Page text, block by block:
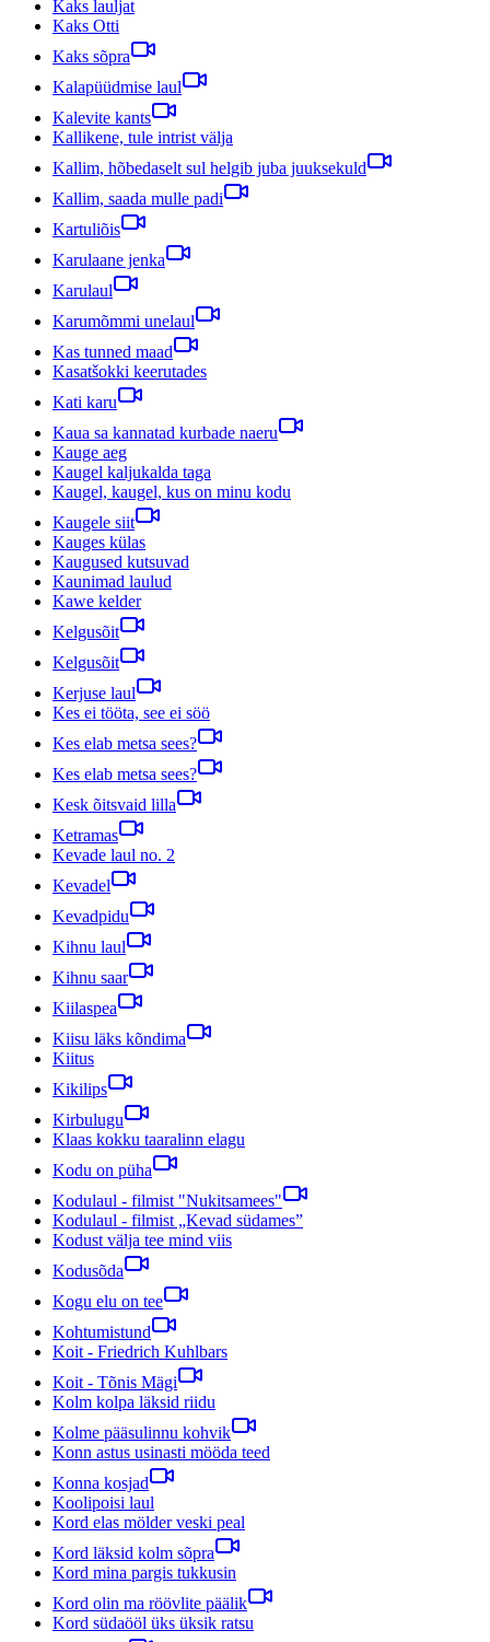
Kaks lauljat
Kaks Otti
Kaks sõpra
Kalapüüdmise laul
Kalevite kants
Kallikene, tule intrist välja
Kallim, hõbedaselt sul helgib juba juuksekuld
Kallim, saada mulle padi
Kartuliõis
Karulaane jenka
Karulaul
Karumõmmi unelaul
Kas tunned maad
Kasatšokki keerutades
Kati karu
Kaua sa kannatad kurbade naeru
Kauge aeg
Kaugel kaljukalda taga
Kaugel, kaugel, kus on minu kodu
Kaugele siit
Kauges külas
Kaugused kutsuvad
Kaunimad laulud
Kawe kelder
Kelgusõit
Kelgusõit
Kerjuse laul
Kes ei tööta, see ei söö
Kes elab metsa sees?
Kes elab metsa sees?
Kesk õitsvaid lilla
Ketramas
Kevade laul no. 2
Kevadel
Kevadpidu
Kihnu laul
Kihnu saar
Kiilaspea
Kiisu läks kõndima
Kiitus
Kikilips
Kirbulugu
Klaas kokku taaralinn elagu
Kodu on püha
Kodulaul - filmist "Nukitsamees"
Kodulaul - filmist „Kevad südames”
Kodust välja tee mind viis
Kodusõda
Kogu elu on tee
Kohtumistund
Koit - Friedrich Kuhlbars
Koit - Tõnis Mägi
Kolm kolpa läksid riidu
Kolme pääsulinnu kohvik
Konn astus usinasti mööda teed
Konna kosjad
Koolipoisi laul
Kord elas mölder veski peal
Kord läksid kolm sõpra
Kord mina pargis tukkusin
Kord olin ma röövlite päälik
Kord südaööl üks üksik ratsu